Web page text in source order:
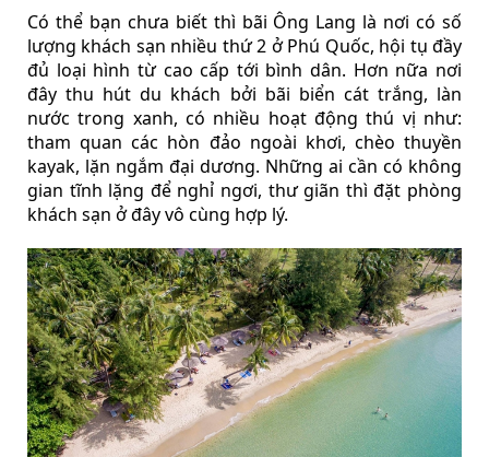
Có thể bạn chưa biết thì bãi Ông Lang là nơi có số
lượng khách sạn nhiều thứ 2 ở Phú Quốc, hội tụ đầy
đủ loại hình từ cao cấp tới bình dân. Hơn nữa nơi
đây thu hút du khách bởi bãi biển cát trắng, làn
nước trong xanh, có nhiều hoạt động thú vị như:
tham quan các hòn đảo ngoài khơi, chèo thuyền
kayak, lặn ngắm đại dương. Những ai cần có không
gian tĩnh lặng để nghỉ ngơi, thư giãn thì đặt phòng
khách sạn ở đây vô cùng hợp lý.